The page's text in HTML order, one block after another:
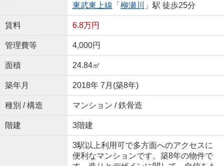
東武東上線 「 柳瀬川 」駅 徒歩25分
賃料 6.8万円
管理費等 4,000円
面積 24.84㎡
築年月 2018年 7月(築8年)
種別 / 構造 マンション / 鉄骨造
階建 3階建
3駅以上利用可で多方面へのアクセスに
便利なマンションです。築8年の物件で